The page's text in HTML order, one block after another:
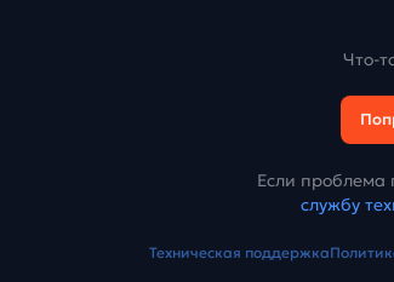
Что-
Если проблема
службу
Техническая поддержка